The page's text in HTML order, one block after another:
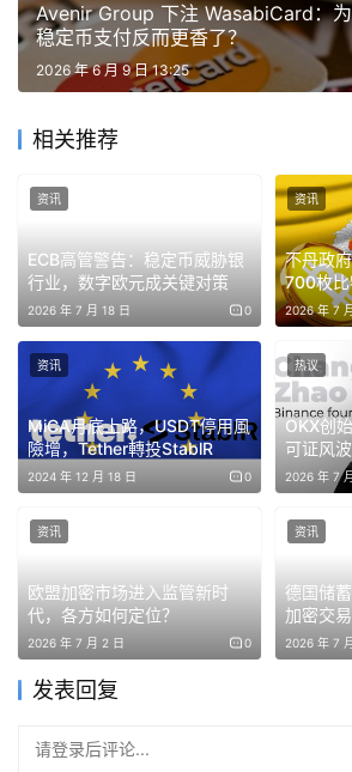
这表明，以币安为代表的加密巨头已经
的“猫鼠游戏”，转而熟练运用国际离
盒，在监管真空与合规边界之间，搭建
二、 摆脱“大一统”：阿布扎比框
“Nest”实体
在过去，Web3 原生交易所往往扮演
一家主体，同时包揽了撮合交易、清算
甚至转换等所有职能。这种大一统的“
融监管体系眼中，无异于一个巨大的合
从目前的合规架构来看，币安在
的去中心化重组，将其核心职能拆分为
职能，负责撮合、市场以及交易规
管（Clearing & Custody），将资
隔离。
Dealer），负责证券经纪、订单安
Avenir Group 下注 WasabiCard：为
稳定币支付反而更香了？
2026 年 6 月 9 日 13:25
相关推荐
ECB高管警告：稳定币威胁银
行业，数字欧元成关键对策
2026 年 7 月 18 日 0
资讯
不丹政
700枚
元
2026 年 7
资讯
MiCA月底上路，USDT停用風
險增，Tether轉投StablR
2024 年 12 月 18 日 0
资讯
OKX创
可证风
2026 年 7
热议
欧盟加密市场进入监管新时
代，各方如何定位？
2026 年 7 月 2 日 0
资讯
德国储
加密交
客户
2026 年 7
资讯
发表回复
请登录后评论...